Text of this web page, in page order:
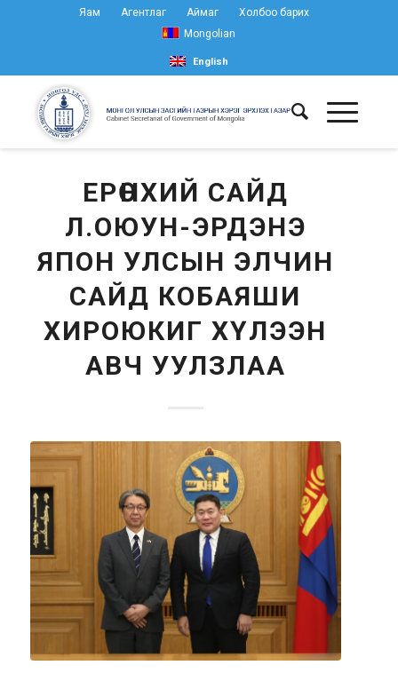
Яам Агентлаг Аймаг
Холбоо барих
Mongolian
English
ЕРӨНХИЙ САЙД
Л.ОЮУН-ЭРДЭНЭ
ЯПОН УЛСЫН ЭЛЧИН
САЙД КОБАЯШИ
ХИРОЮКИГ ХҮЛЭЭН
АВЧ УУЛЗЛАА